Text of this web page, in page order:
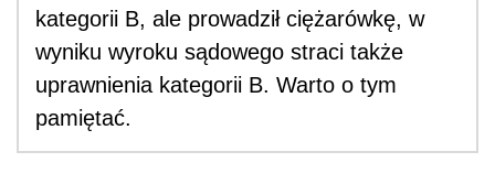
kategorii B, ale prowadził ciężarówkę, w
wyniku wyroku sądowego straci także
uprawnienia kategorii B. Warto o tym
pamiętać.